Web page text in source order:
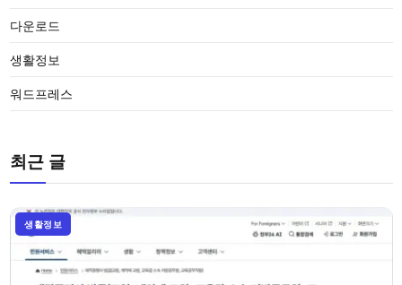
다운로드
생활정보
워드프레스
최근 글
생활정보